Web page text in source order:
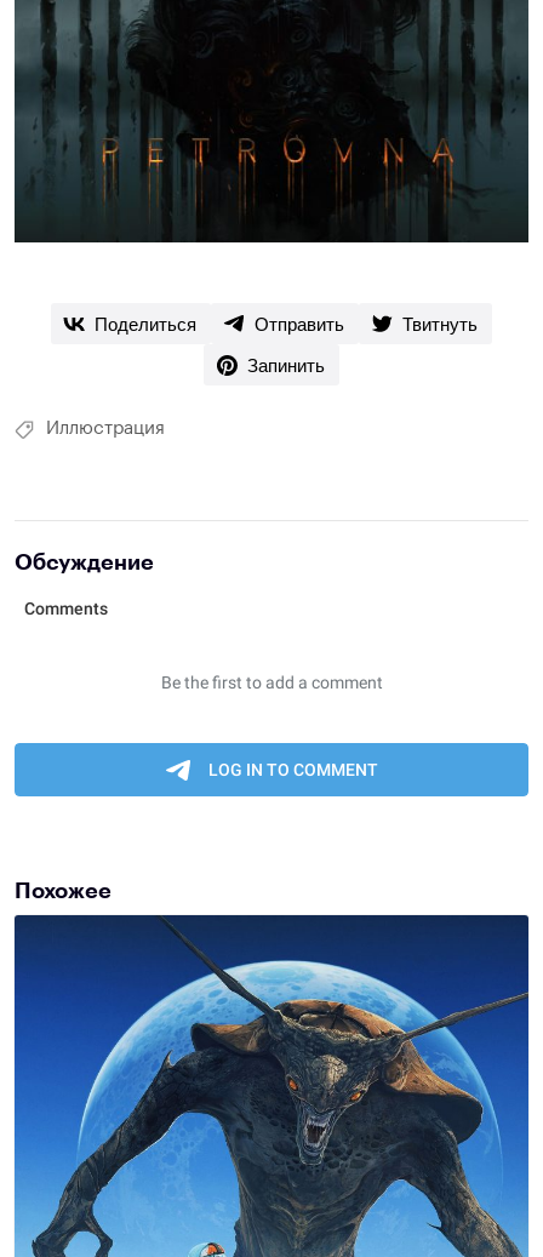
Поделиться Отправить
Твитнуть
Запинить
Иллюстрация
Обсуждение
Похожее